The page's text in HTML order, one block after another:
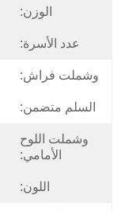
الوزن:
عدد الأسرة:
وشملت فراش:
السلم متضمن:
وشملت اللوح
الأمامي:
اللون: